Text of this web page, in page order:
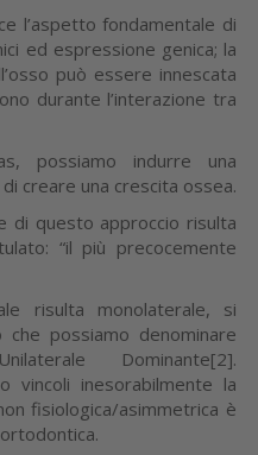
l’aspetto fondamentale di
ed espressione genica; la
può essere innescata
durante l’interazione tra
possiamo indurre una
creare una crescita ossea.
di questo approccio risulta
“il più precocemente
risulta monolaterale, si
possiamo denominare
Dominante[2].
vincoli inesorabilmente la
fisiologica/asimmetrica è